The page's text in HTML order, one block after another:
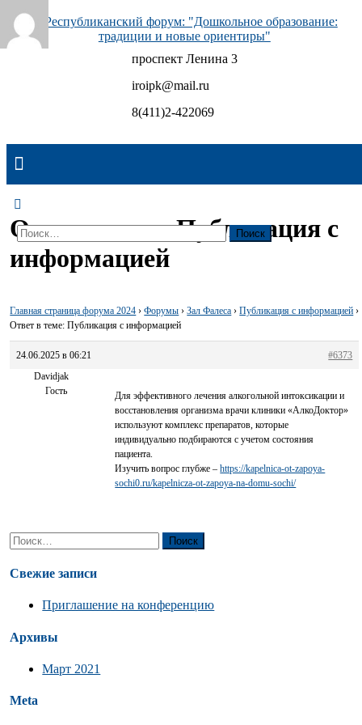
Skip
to
content
Республиканский форум: "Дошкольное образование:
традиции и новые ориентиры"
проспект Ленина 3
iroipk@mail.ru
8(411)2-422069
Найти:
Ответ в теме: Публикация с
информацией
Главная страница форума 2024 › Форумы › Зал Фалеса › Публикация с информацией ›
Ответ в теме: Публикация с информацией
24.06.2025 в 06:21
#6373
Davidjak
Гость
Для эффективного лечения алкогольной интоксикации и
восстановления организма врачи клиники «АлкоДоктор»
используют комплекс препаратов, которые
индивидуально подбираются с учетом состояния
пациента.
Изучить вопрос глубже –https://kapelnica-ot-zapoya-
sochi0.ru/kapelnicza-ot-zapoya-na-domu-sochi/
Найти:
Свежие записи
Приглашение на конференцию
Архивы
Март 2021
Meta